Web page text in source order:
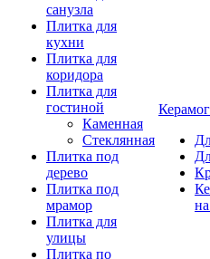
санузла
Плитка для
кухни
Плитка для
коридора
Плитка для
гостиной
Каменная
Стеклянная
Плитка под
дерево
Плитка под
мрамор
Плитка для
улицы
Плитка по